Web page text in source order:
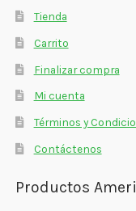
Tienda
Carrito
Finalizar compra
Mi cuenta
Términos y
Contáctenos
Productos